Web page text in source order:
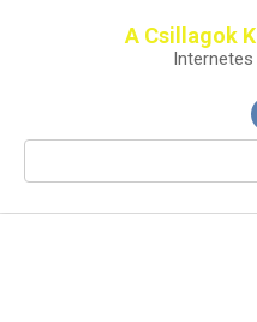
A Csillagok
Internetes
Поиск: